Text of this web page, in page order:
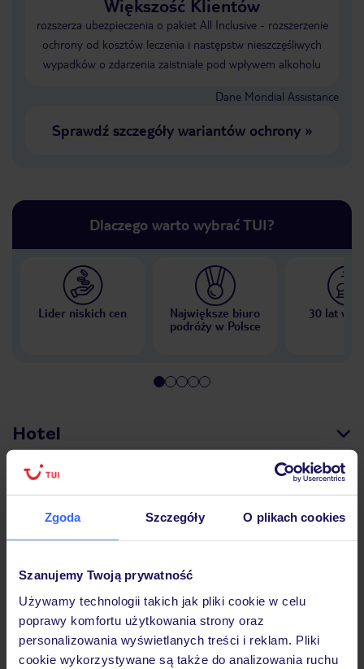
Zgoda Szczegóły O plikach cookies
Szanujemy Twoją prywatność
Używamy technologii takich jak pliki cookie w celu
poprawy komfortu użytkowania strony oraz
personalizowania wyświetlanych treści i reklam. Pliki
cookie wykorzystywane są także do analizowania ruchu
Większość Klientów
rozszerza ubezpieczenia o pakiet All Inclusive - rozszerzenie
ochrony od kosztów leczenia i następstw nieszczęśliwych
wypadków o zdarzenia zaistniałe pod wpływem alkoholu
Dane Mondial Assistance
Sprawdź szczegóły wariantów ochrony»
Dlaczego warto wybrać TUI?
Lider niskich cen
Największe biuro
podróży w Polsce
30 lat w
Hotel
Pokoje
Atrakcje